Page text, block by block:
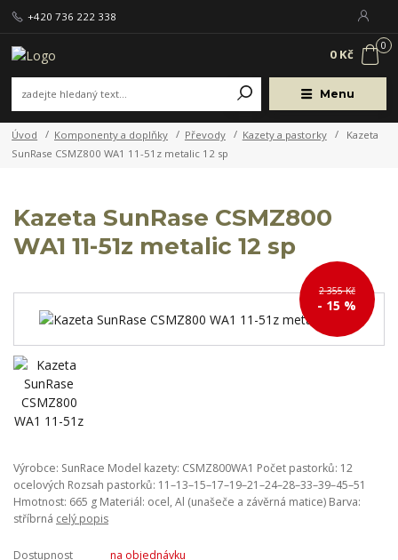
Menu
+420 736 222 338
0
0 Kč
Úvod Komponenty a doplňky Převody Kazety a pastorky
Kazeta
SunRase CSMZ800 WA1 11-51z metalic 12 sp
Kazeta SunRase CSMZ800
WA1 11-51z metalic 12 sp
2 355 Kč
- 15 %
Výrobce: SunRace Model kazety: CSMZ800WA1 Počet pastorků: 12
ocelových Rozsah pastorků: 11–13–15–17–19–21–24–28–33–39–45–51
Hmotnost: 665 g Materiál: ocel, Al (unašeče a závěrná matice) Barva:
stříbrná celý popis
Dostupnost na objednávku